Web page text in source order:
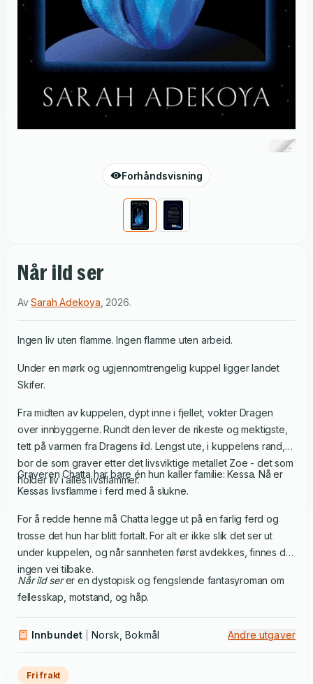
Forhåndsvisning
Når ild ser
AvSarah Adekoya 2026.
Ingen liv uten flamme. Ingen flamme uten arbeid.
Under en mørk og ugjennomtrengelig kuppel ligger landet
Skifer.
Fra midten av kuppelen, dypt inne i fjellet, vokter Dragen
over innbyggerne. Rundt den lever de rikeste og mektigste,
tett på varmen fra Dragens ild. Lengst ute, i kuppelens rand,
bor de som graver etter det livsviktige metallet Zoe - det som
holder liv i alles livsflammer.
Graveren Chatta har bare én hun kaller familie: Kessa. Nå er
Kessas livsflamme i ferd med å slukne.
For å redde henne må Chatta legge ut på en farlig ferd og
trosse det hun har blitt fortalt. For alt er ikke slik det ser ut
under kuppelen, og når sannheten først avdekkes, finnes det
ingen vei tilbake.
Når ild serer en dystopisk og fengslende fantasyroman om
fellesskap, motstand, og håp.
Innbundet Norsk, Bokmål Andre utgaver
Fri frakt